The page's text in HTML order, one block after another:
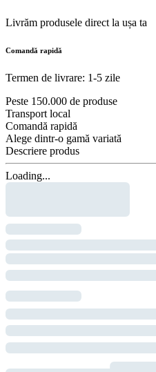
Livrăm produsele direct la ușa ta
Comandă rapidă
Termen de livrare: 1-5 zile
Peste 150.000 de produse
Transport local
Comandă rapidă
Alege dintr-o gamă variată
Descriere produs
Loading...